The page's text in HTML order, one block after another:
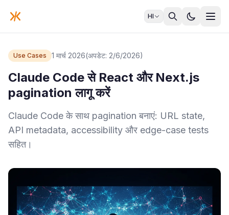
HI
Use Cases 1 मार्च 2026(अपडेट: 2/6/2026)
Claude Code से React और Next.js
pagination लागू करें
Claude Code के साथ pagination बनाएं: URL state,
API metadata, accessibility और edge-case tests
सहित।